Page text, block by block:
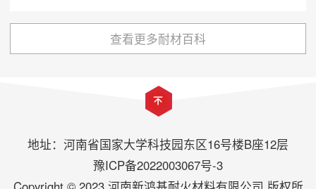
查看更多耐材百科
地址：河南省国家大学科技园东区16号楼B座12层
豫ICP备2022003067号-3